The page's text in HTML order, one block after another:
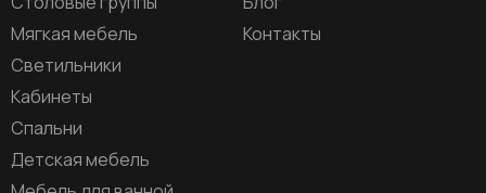
Контакты
Мягкая мебель
Светильники
Кабинеты
Спальни
Детская мебель